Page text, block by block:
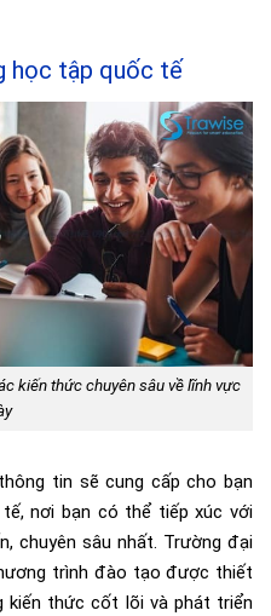
học tập quốc tế
kiến thức chuyên sâu về lĩnh vực
tin sẽ cung cấp cho bạn
nơi bạn có thể tiếp xúc với
chuyên sâu nhất. Trường đại
trình đào tạo được thiết
kiến thức cốt lõi và phát triển